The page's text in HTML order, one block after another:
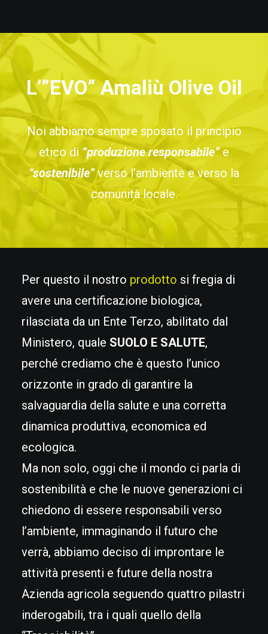
L’”EVO” Amaliù Olive Oil
Noi abbiamo sempre sposato il principio
etico di “produzione responsabile”e
“sostenibile”verso l’ambiente e verso la
comunità locale.
Per questo il nostro prodotto si fregia di
avere una certificazione biologica,
rilasciata da un Ente Terzo, abilitato dal
Ministero, quale SUOLO E SALUTE,
perché crediamo che è questo l’unico
orizzonte in grado di garantire la
salvaguardia della salute e una corretta
dinamica produttiva, economica ed
ecologica.
Ma non solo, oggi che il mondo ci parla di
sostenibilità e che le nuove generazioni ci
chiedono di essere responsabili verso
l’ambiente, immaginando il futuro che
verrà, abbiamo deciso di improntare le
attività presenti e future della nostra
Azienda agricola seguendo quattro pilastri
inderogabili, tra i quali quello della